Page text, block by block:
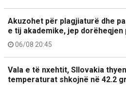
Akuzohet për plagjiaturë dhe
e tij akademike, jep
06/08 20:45
Vala e të nxehtit, Sllovakia
temperaturat shkojnë në 42.2